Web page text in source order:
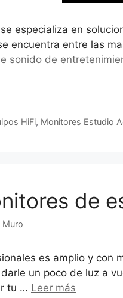
especializa en
encuentra entre las
sonido de
HiFi, Monitores Estudio
de
Muro
es amplio y
un poco de luz a
tu … Leer más